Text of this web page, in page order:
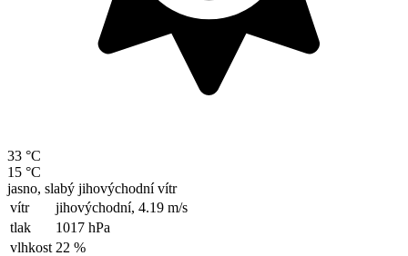
33 °C
15 °C
jasno, slabý jihovýchodní vítr
vítr
jihovýchodní, 4.19 m/s
tlak
1017 hPa
vlhkost 22 %